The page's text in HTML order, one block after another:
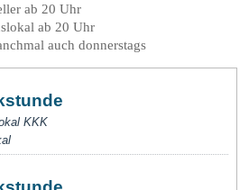
ab 20 Uhr
ab 20 Uhr
auch donnerstags